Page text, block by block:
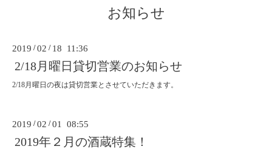
お知らせ
2019 /02 / 18 11:36
2/18月曜日貸切営業のお知らせ
2/18月曜日の夜は貸切営業とさせていただきます。
2019 /02 /01 08:55
2019年２月の酒蔵特集！